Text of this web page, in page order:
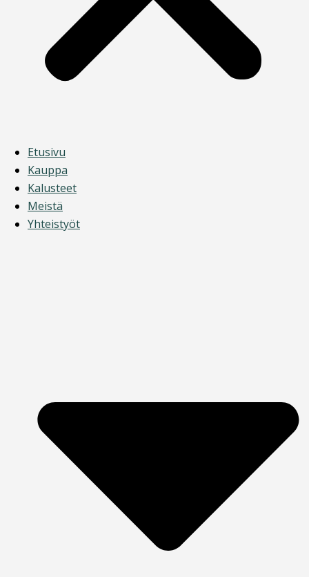
Etusivu
Kauppa
Kalusteet
Meistä
Yhteistyöt